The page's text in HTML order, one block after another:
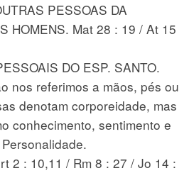
PESSOAS DA
HOMENS. Mat 28 : 19 / At 15
DO ESP. SANTO.
nos referimos a mãos, pés ou
denotam corporeidade, mas
conhecimento, sentimento e
2 : 10,11 / Rm 8 : 27 / Jo 14 :